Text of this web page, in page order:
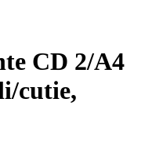
CD 2/A4
cutie,